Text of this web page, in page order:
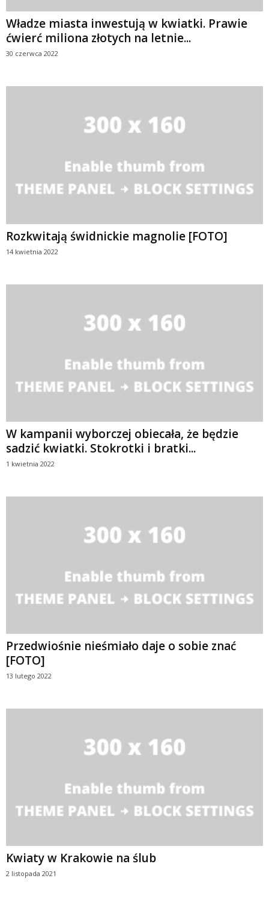
Władze miasta inwestują w kwiatki. Prawie
ćwierć miliona złotych na letnie...
30 czerwca 2022
Rozkwitają świdnickie magnolie [FOTO]
14 kwietnia 2022
W kampanii wyborczej obiecała, że będzie
sadzić kwiatki. Stokrotki i bratki...
1 kwietnia 2022
Przedwiośnie nieśmiało daje o sobie znać
[FOTO]
13 lutego 2022
Kwiaty w Krakowie na ślub
2 listopada 2021